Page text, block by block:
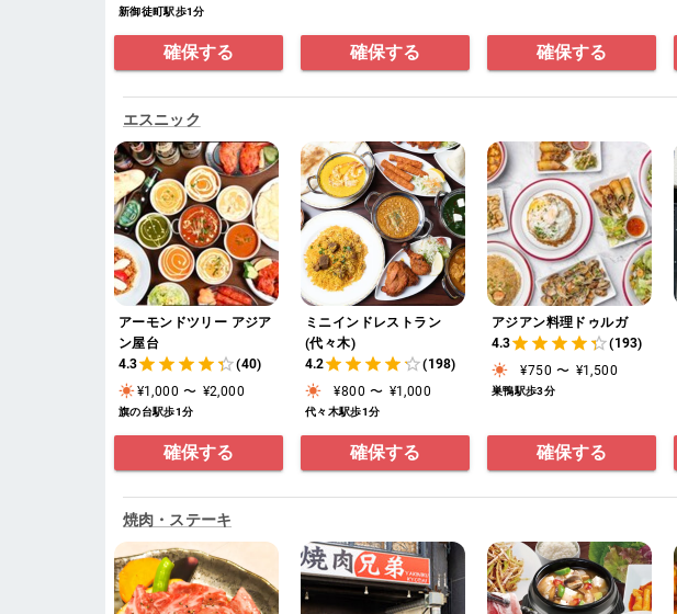
新御徒町駅歩1分
確保する 確保する 確保する
エスニック
アーモンドツリー アジア
ン屋台
4.3
(40)
¥1,000 〜 ¥2,000
旗の台駅歩1分
確保する
ミニインドレストラン
(代々木)
4.2
(198)
¥800 〜 ¥1,000
代々木駅歩1分
確保する
アジアン料理ドゥルガ
4.3
(193)
¥750 〜 ¥1,500
巣鴨駅歩3分
確保する
焼肉・ステーキ